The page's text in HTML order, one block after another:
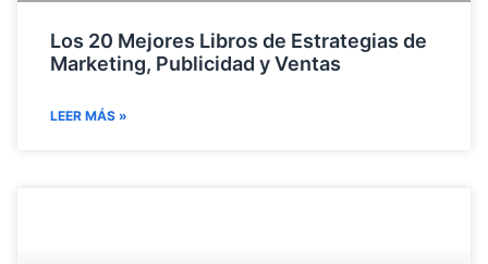
Los 20 Mejores Libros de Estrategias de
Marketing, Publicidad y Ventas
LEER MÁS »